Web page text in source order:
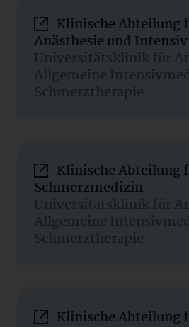
Klinische Abteilung
Anästhesie und
Universitätsklinik für
Allgemeine
Schmerztherapie
Klinische Abteilung
Schmerzmedizin
Universitätsklinik für
Allgemeine
Schmerztherapie
Klinische Abteilung